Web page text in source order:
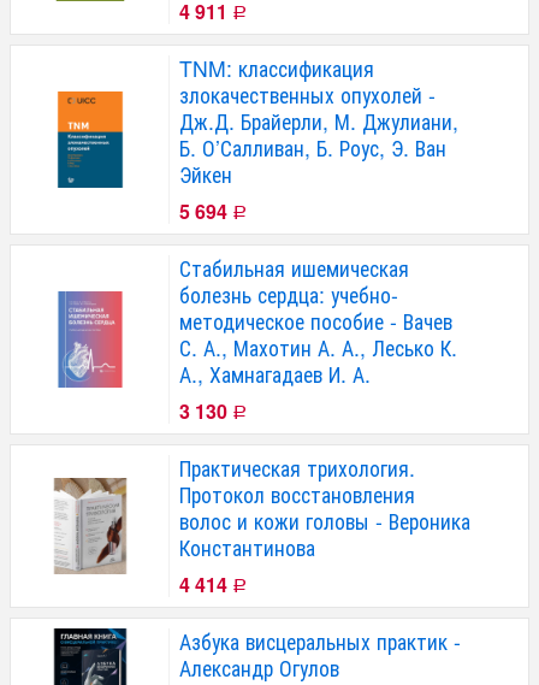
4 911 Р
TNM: классификация
злокачественных опухолей -
Дж.Д. Брайерли, М. Джулиани,
Б. О’Салливан, Б. Роус, Э. Ван
Эйкен
5 694 Р
Стабильная ишемическая
болезнь сердца: учебно-
методическое пособие - Вачев
С. А., Махотин А. А., Лесько К.
А., Хамнагадаев И. А.
3 130 Р
Практическая трихология.
Протокол восстановления
волос и кожи головы - Вероника
Константинова
4 414 Р
Азбука висцеральных практик -
Александр Огулов